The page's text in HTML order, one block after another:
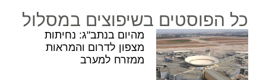
כל הפוסטים בשיפוצים במסלול
מהיום בנתב"ג: נחיתות
מצפון לדרום והמראות
ממזרח למערב